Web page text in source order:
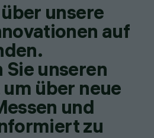
unsere
auf
unseren
über neue
und
zu